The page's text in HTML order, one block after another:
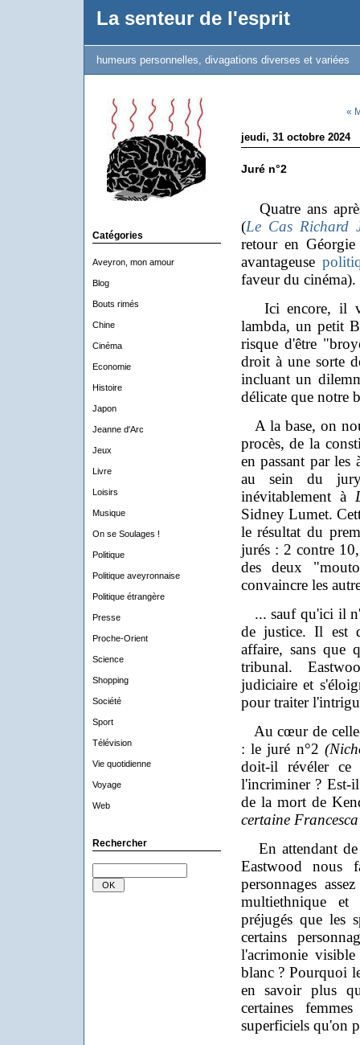
La senteur de l'esprit
humeurs personnelles, divagations diverses et variées
Catégories
Aveyron, mon amour
Blog
Bouts rimés
Chine
Cinéma
Economie
Histoire
Japon
Jeanne d'Arc
Jeux
Livre
Loisirs
Musique
On se Soulages !
Politique
Politique aveyronnaise
Politique étrangère
Presse
Proche-Orient
Science
Shopping
Société
Sport
Télévision
Vie quotidienne
Voyage
Web
Rechercher
«
jeudi, 31 octobre 2024
Juré n°2
Quatre ans
(Le Cas Richard
retour en
avantageuse
faveur du cinéma).
Ici encore, il
lambda, un petit
risque d'être
droit à une sorte
incluant un
délicate que notre
A la base, on
procès, de la
en passant par les
au sein du
inévitablement à
Sidney Lumet.
le résultat du
jurés : 2 contre
des deux
convaincre les
... sauf qu'ici il
de justice. Il est
affaire, sans que
tribunal.
judiciaire et
pour traiter
Au cœur de
: le juré n°2
doit-il révéler
l'incriminer ? Est-
de la mort de
certaine
En attendant de
Eastwood nous
personnages
multiethnique
préjugés que les
certains
l'acrimonie
blanc ? Pourquoi
en savoir plus
certaines
superficiels qu'on